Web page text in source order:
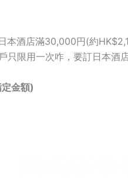
本酒店滿30,000円(約
限用一次咋，要訂日本酒
金額)